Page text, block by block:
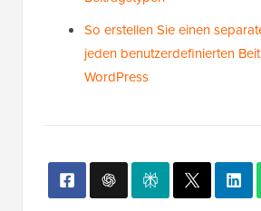
benutzerdefinierte
Beitragstypen
jeden benutzerdefinierten